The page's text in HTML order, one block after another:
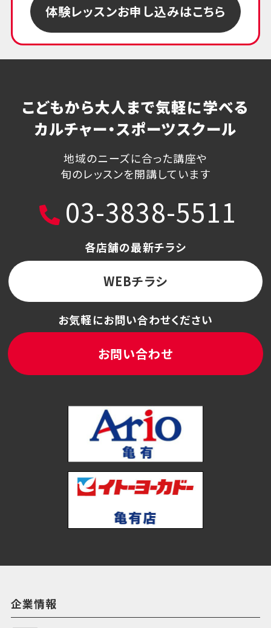
体験レッスンお申し込みはこちら
こどもから大人まで気軽に学べる
カルチャー・スポーツスクール
地域のニーズに合った講座や
旬のレッスンを開講しています
03-3838-5511
各店舗の最新チラシ
WEBチラシ
お気軽にお問い合わせください
お問い合わせ
企業情報